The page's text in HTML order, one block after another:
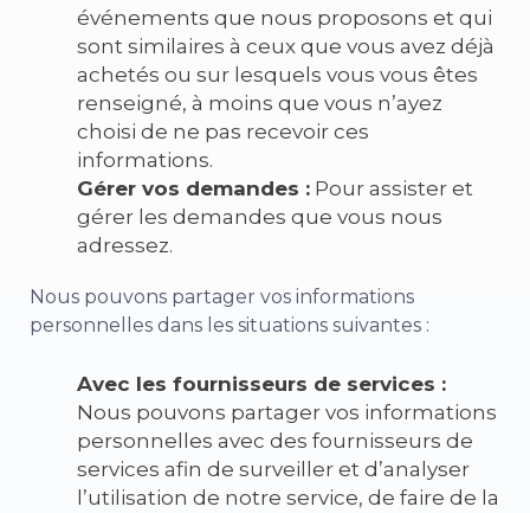
événements que nous proposons et qui
sont similaires à ceux que vous avez déjà
achetés ou sur lesquels vous vous êtes
renseigné, à moins que vous n’ayez
choisi de ne pas recevoir ces
informations.
Gérer vos demandes : Pour assister et
gérer les demandes que vous nous
adressez.
Nous pouvons partager vos informations
personnelles dans les situations suivantes :
Avec les fournisseurs de services :
Nous pouvons partager vos informations
personnelles avec des fournisseurs de
services afin de surveiller et d’analyser
l’utilisation de notre service, de faire de la